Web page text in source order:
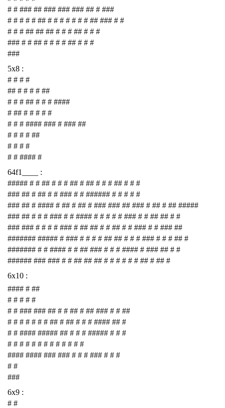
# # ### ## ### ### ### ## # ###
# # # # # ## # # # # # # # ## ### # #
# # # ## ## ## # # # ## # # #
### # # ## # # # # ## # # #
###
5x8 :
# # # #
## # # # # ##
# # # ## # # # ####
# ## # # # # #
# # # #### ### # ### ##
# # # # ##
# # # #
# # #### #
64f1____ :
##### # # ## # # # ## # ## # # # ## # # #
### ## # ## # # ### # # ###### # # # # #
### ## # #### # ## # ## # ### ### ## ### # ## # ## #####
### ## # # # ### # # #### # # # # # ### # # ## ## # #
### ### # # # # ### # ## ## # # ## # # ### # # ### ##
####### ##### # ### # # # # ## ## # # # ### # # # ## #
####### # # #### # # ## ### # # # #### # ### ## # #
###### ### ### # # ## ## ## # # # # # # ## # ## #
6x10 :
#### # ##
# # # # #
# # ### ### ## # # ## # ## ### # # ##
# # # # # # # ## # ## # # # #### ## #
# # #### ##### ## # # # ##### # # #
# # # # # # # # # # # # #
#### #### ### ### # # # ### # # #
# #
###
6x9 :
# #